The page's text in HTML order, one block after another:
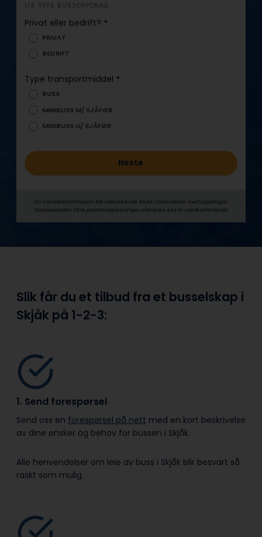
h
e
1/4: TYPE BUSSOPPDRAG
Privat eller bedrift? *
PRIVAT
BEDRIFT
Type transportmiddel *
BUSS
MINIBUSS M/ SJÅFØR
MINIBUSS U/ SJÅFØR
Neste
Din kontaktinformasjon blir utelukkende brukt i forbindelse med oppdrags­
forespørselen. Dine person­­opplysninger utleveres ikke til uvedkommende.
Slik får du et tilbud fra et busselskap i
Skjåk på 1-2-3:
1. Send forespørsel
Send oss en forespørsel på nett med en kort beskrivelse
av dine ønsker og behov for bussen i Skjåk.
Alle henvendelser om leie av buss i Skjåk blir besvart så
raskt som mulig.